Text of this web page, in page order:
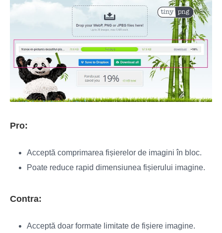
Pro:
Acceptă comprimarea fișierelor de imagini în bloc.
Poate reduce rapid dimensiunea fișierului imagine.
Contra:
Acceptă doar formate limitate de fișiere imagine.